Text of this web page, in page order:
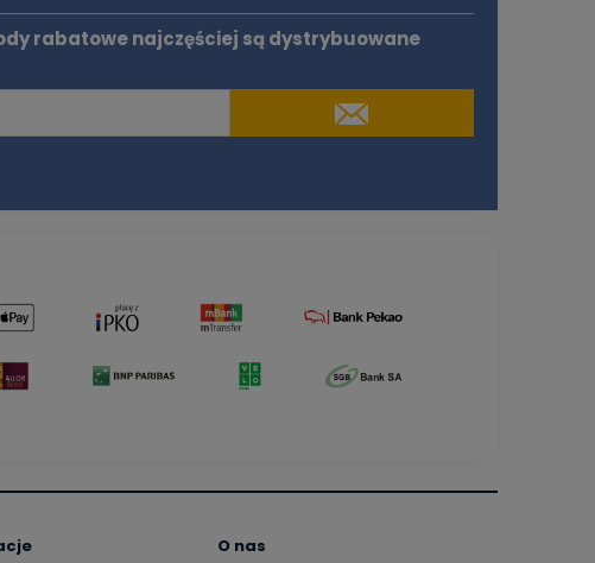
rabatowe najczęściej są dystrybuowane
O nas